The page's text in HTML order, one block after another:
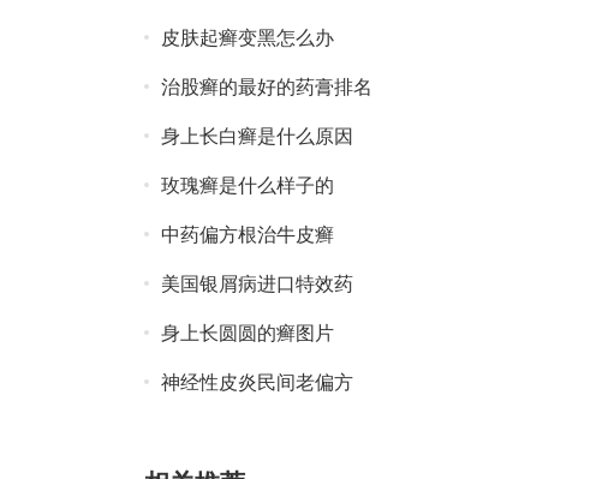
皮肤起癣变黑怎么办
治股癣的最好的药膏排名
身上长白癣是什么原因
玫瑰癣是什么样子的
中药偏方根治牛皮癣
美国银屑病进口特效药
身上长圆圆的癣图片
神经性皮炎民间老偏方